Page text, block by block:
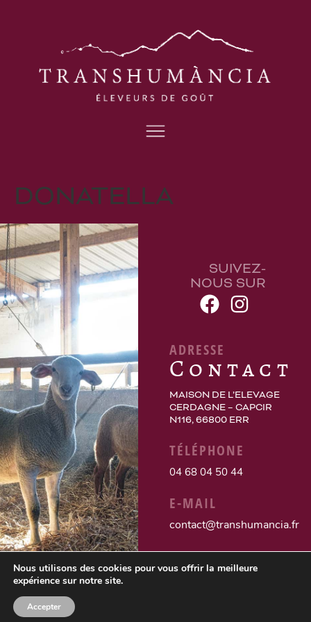
DONATELLA
SUIVEZ-
NOUS SUR
ADRESSE
Contact
MAISON DE L’ELEVAGE
CERDAGNE – CAPCIR
N116, 66800 ERR
TÉLÉPHONE
04 68 04 50 44
E-MAIL
contact@transhumancia.fr
Nous utilisons des cookies pour vous offrir la meilleure
expérience sur notre site.
Accepter